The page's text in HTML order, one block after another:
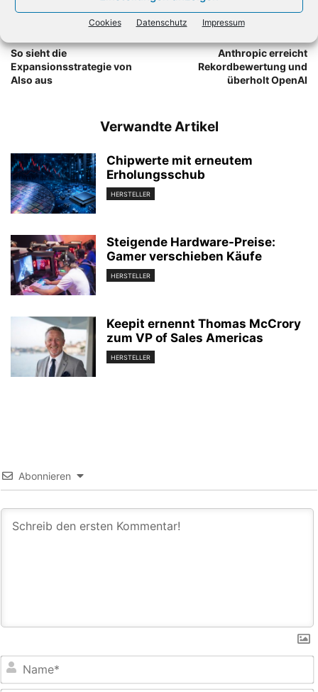
Cookies Datenschutz Impressum
So sieht die
Expansionsstrategie von
Also aus
Anthropic erreicht
Rekordbewertung und
überholt OpenAI
Verwandte Artikel
Chipwerte mit erneutem
Erholungsschub
HERSTELLER
Steigende Hardware-Preise:
Gamer verschieben Käufe
HERSTELLER
Keepit ernennt Thomas McCrory
zum VP of Sales Americas
HERSTELLER
Abonnieren